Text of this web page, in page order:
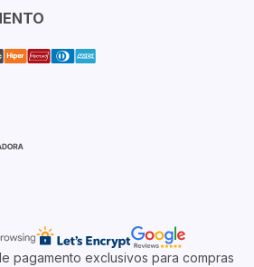
pagamento exclusivos para compras